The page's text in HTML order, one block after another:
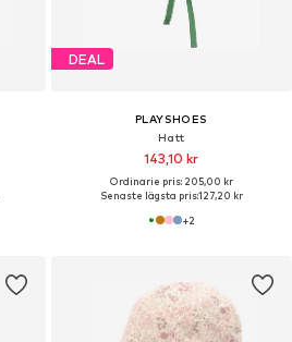
DEAL
PLAYSHOES
Hatt
143,10 kr
Ordinarie pris: 205,00 kr
Senaste lägsta pris:127,20 kr
+2